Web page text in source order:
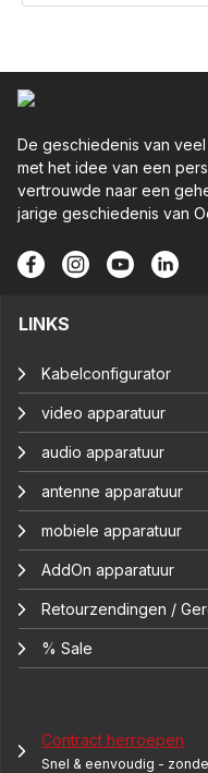
De geschiedenis van
met het idee van een
vertrouwde naar een
jarige geschiedenis van
LINKS
Kabelconfigurator
video apparatuur
audio apparatuur
antenne apparatuur
mobiele apparatuur
AddOn apparatuur
Retourzendingen /
% Sale
Contract herroepen
Snel & eenvoudig -